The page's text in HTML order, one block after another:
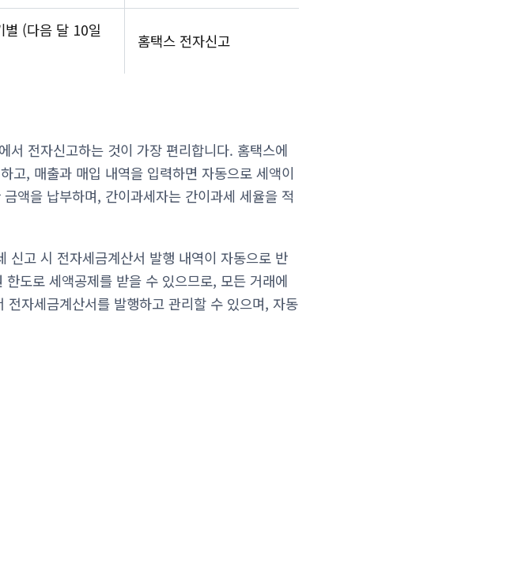
별 (다음 달 10일
홈택스 전자신고
전자신고하는 것이 가장 편리합니다. 홈택스에
고, 매출과 매입 내역을 입력하면 자동으로 세액이
액을 납부하며, 간이과세자는 간이과세 세율을 적
신고 시 전자세금계산서 발행 내역이 자동으로 반
도로 세액공제를 받을 수 있으므로, 모든 거래에
자세금계산서를 발행하고 관리할 수 있으며, 자동